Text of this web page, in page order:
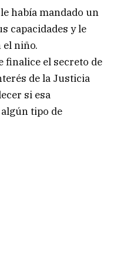
había mandado un
capacidades y le
el niño.
finalice el secreto de
de la Justicia
si esa
tipo de